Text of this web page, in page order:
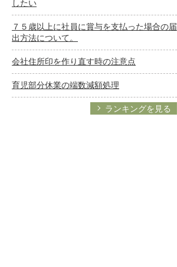
したい
７５歳以上に社員に賞与を支払った場合の届
出方法について。
会社住所印を作り直す時の注意点
育児部分休業の端数減額処理
ランキングを見る